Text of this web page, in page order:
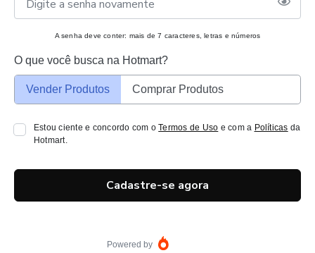
A senha deve conter: mais de 7 caracteres, letras e números
O que você busca na Hotmart?
Vender Produtos Comprar Produtos
Estou ciente e concordo com oTermos de Uso e com a Políticas da
Hotmart.
Cadastre-se agora
Powered by